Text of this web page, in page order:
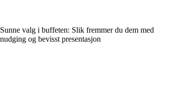
Sunne valg i buffeten: Slik fremmer du dem med
nudging og bevisst presentasjon